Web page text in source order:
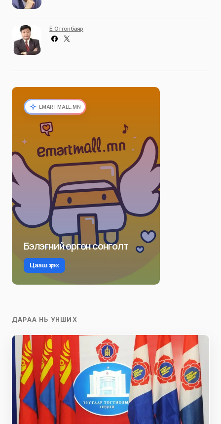
Ё. Отгонбаяр
EMARTMALL.MN
Бэлэгний өргөн сонголт
Цааш үзэх
ДАРАА НЬ УНШИХ